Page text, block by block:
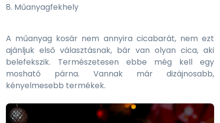
8. Műanyagfekhely
A műanyag kosár nem annyira cicabarát, nem ezt
ajánljuk első választásnak, bár van olyan cica, aki
belefekszik. Természetesen ebbe még kell egy
mosható párna. Vannak már dizájnosabb,
kényelmesebb termékek.